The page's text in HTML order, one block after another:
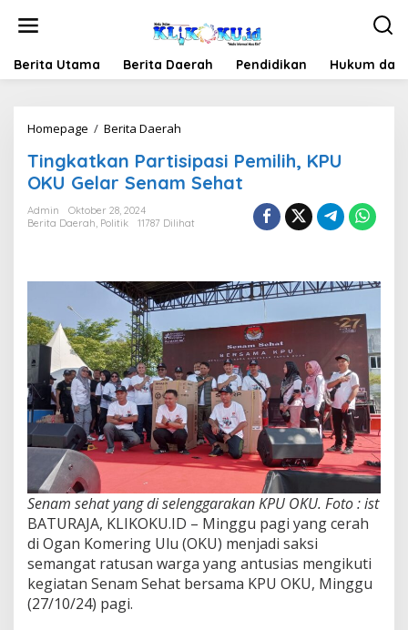
Berita Utama Berita Daerah Pendidikan Hukum
Homepage / Berita Daerah
Pemilih,
KPU
OKU
Senam
Tingkatkan Partisipasi Pemilih, KPU
OKU Gelar Senam Sehat
Admin
Oktober 28, 2024
Berita Daerah, Politik 11787 Dilihat
Senam sehat yang di selenggarakan KPU OKU. Foto : ist
BATURAJA, KLIKOKU.ID – Minggu pagi yang cerah
di Ogan Komering Ulu (OKU) menjadi saksi
semangat ratusan warga yang antusias mengikuti
kegiatan Senam Sehat bersama KPU OKU, Minggu
(27/10/24) pagi.